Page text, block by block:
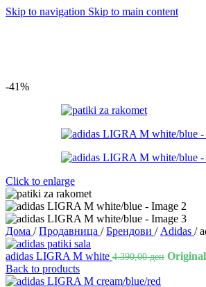
Skip to navigation Skip to main content
-41%
Click to enlarge
Дома / Продавница / Брендови / Adidas /
adidas LIGRA M white 4.390,00ден Original
Back to products